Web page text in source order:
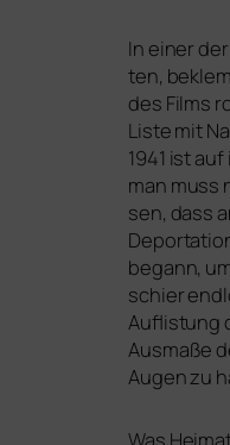
In einer
ten,
des Films
Liste mit
1941 ist
man
sen, dass
begann,
schier
Auflistung
Ausmaße
Augen zu